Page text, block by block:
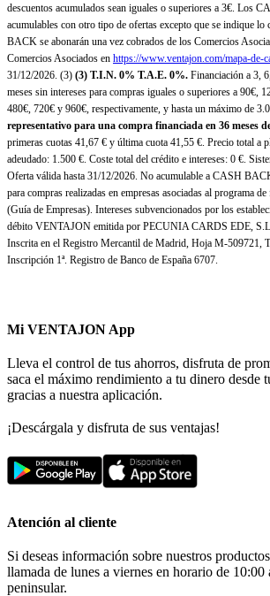
descuentos acumulados sean iguales o superiores a 3€. Los
acumulables con otro tipo de ofertas excepto que se indique
BACK se abonarán una vez cobrados de los Comercios
Comercios Asociados en https://www.ventajon.com/mapa-de-
31/12/2026. (3) (3) T.I.N. 0% T.A.E. 0%. Financiación a 3,
meses sin intereses para compras iguales o superiores a 90€,
480€, 720€ y 960€, respectivamente, y hasta un máximo de
representativo para una compra financiada en 36 meses
primeras cuotas 41,67 € y última cuota 41,55 €. Precio total a
adeudado: 1.500 €. Coste total del crédito e intereses: 0 €.
Oferta válida hasta 31/12/2026. No acumulable a CASH
para compras realizadas en empresas asociadas al programa
(Guía de Empresas). Intereses subvencionados por los
débito VENTAJON emitida por PECUNIA CARDS EDE,
Inscrita en el Registro Mercantil de Madrid, Hoja M-509721,
Inscripción 1ª. Registro de Banco de España 6707.
Mi VENTAJON App
Lleva el control de tus ahorros, disfruta de
saca el máximo rendimiento a tu dinero desde
gracias a nuestra aplicación.
¡Descárgala y disfruta de sus ventajas!
Atención al cliente
Si deseas información sobre nuestros
llamada de lunes a viernes en horario de
peninsular.